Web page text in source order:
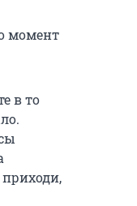
момент
в то
приходи,